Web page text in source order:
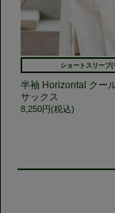
ショートスリーブ(
半袖 Horizontal クー
サックス
8,250円(税込)